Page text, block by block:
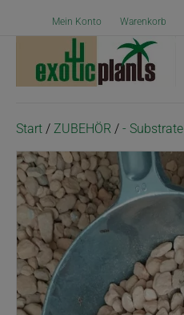
Mein Konto Warenkorb
Start / ZUBEHÖR / - Substrate